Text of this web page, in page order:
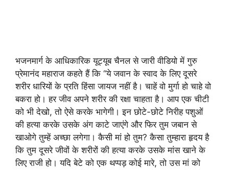
भजनमार्ग के आधिकारिक यूट्यूब चैनल से जारी वीडियो में गुरु
प्रेमानंद महाराज कहते हैं कि “ये जवान के स्वाद के लिए दूसरे
शरीर धारियों के प्रति हिंसा जायज नहीं है। चाहें वो मुर्गा हो चाहे वो
बकरा हो। हर जीव अपने शरीर की रक्षा चाहता है। आप एक चीटी
को भी देखो, तो ऐसे करके भागेगी। इन छोटे-छोटे निरीह पशुओं
की हत्या करके उसके अंग काटे जाएंगे और फिर तुम जबान से
खाओगे तुम्हें अच्छा लगेगा। कैसी मां हो तुम? कैसा तुम्हारा हृदय है
कि तुम दूसरे जीवों के शरीरों की हत्या करके उसके मांस खाने के
लिए राजी हो। यदि बेटे को एक थप्पड़ कोई मारे, तो उस मां को